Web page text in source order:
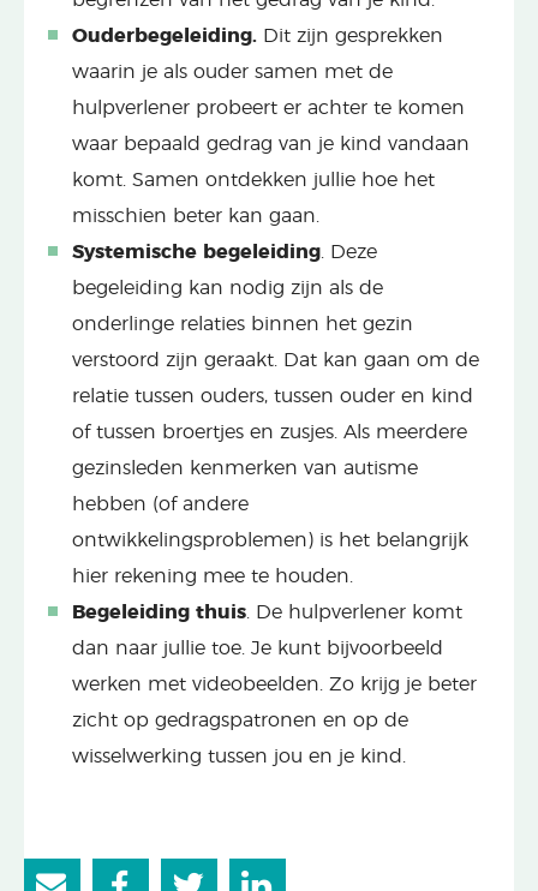
Ouderbegeleiding. Dit zijn gesprekken
waarin je als ouder samen met de
hulpverlener probeert er achter te komen
waar bepaald gedrag van je kind vandaan
komt. Samen ontdekken jullie hoe het
misschien beter kan gaan.
Systemische begeleiding . Deze
begeleiding kan nodig zijn als de
onderlinge relaties binnen het gezin
verstoord zijn geraakt. Dat kan gaan om de
relatie tussen ouders, tussen ouder en kind
of tussen broertjes en zusjes. Als meerdere
gezinsleden kenmerken van autisme
hebben (of andere
ontwikkelingsproblemen) is het belangrijk
hier rekening mee te houden.
Begeleiding thuis . De hulpverlener komt
dan naar jullie toe. Je kunt bijvoorbeeld
werken met videobeelden. Zo krijg je beter
zicht op gedragspatronen en op de
wisselwerking tussen jou en je kind.